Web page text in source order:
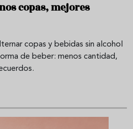
copas, mejores
copas y bebidas sin alcohol
de beber: menos cantidad,